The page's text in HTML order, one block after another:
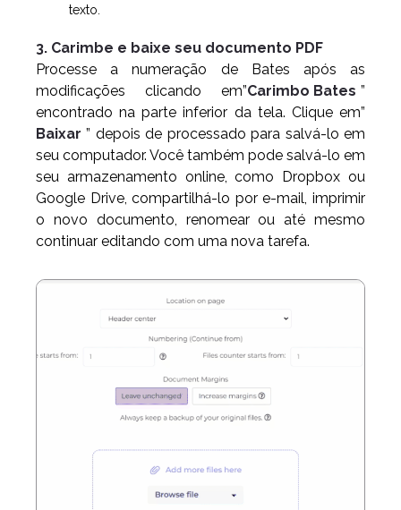
texto.
3. Carimbe e baixe seu documento PDF
Processe a numeração de Bates após as
modificações clicando em”Carimbo Bates ”
encontrado na parte inferior da tela. Clique em”
Baixar ” depois de processado para salvá-lo em
seu computador. Você também pode salvá-lo em
seu armazenamento online, como Dropbox ou
Google Drive, compartilhá-lo por e-mail, imprimir
o novo documento, renomear ou até mesmo
continuar editando com uma nova tarefa.